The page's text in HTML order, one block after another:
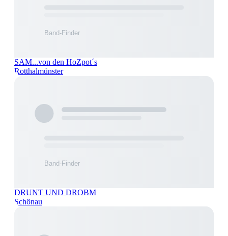
SAM...von den HoZpot´s
Rotthalmünster
DRUNT UND DROBM
Schönau